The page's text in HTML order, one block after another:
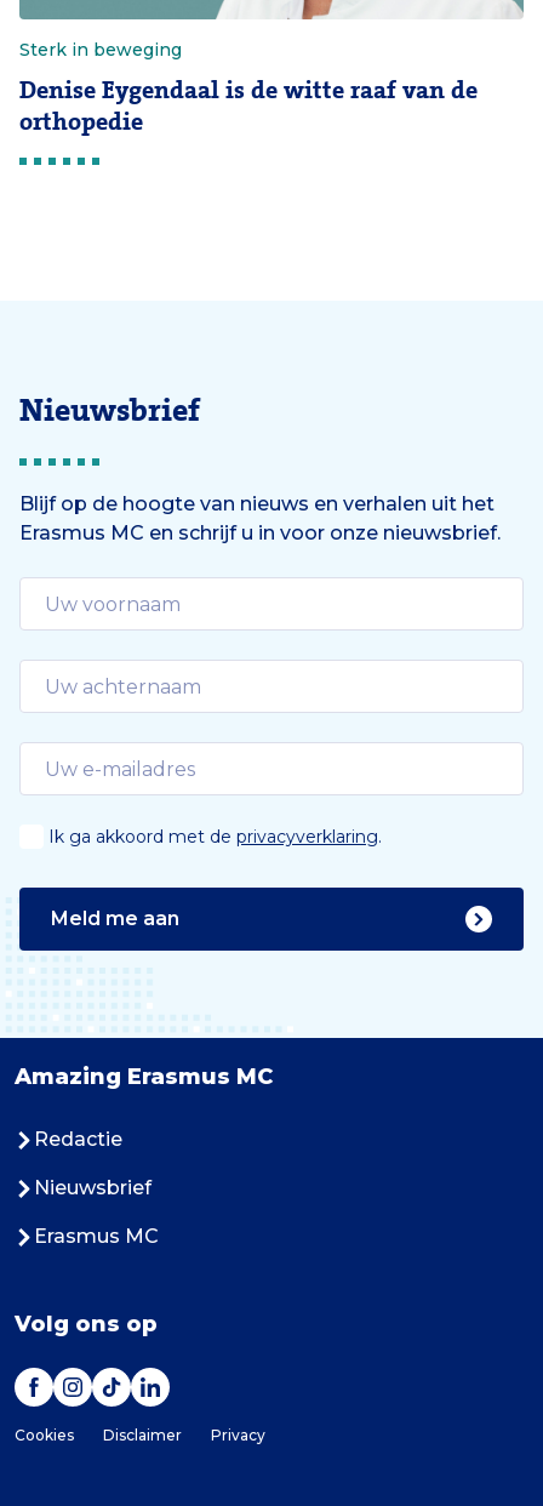
Sterk in beweging
Denise Eygendaal is de witte raaf van de
orthopedie
Nieuwsbrief
Blijf op de hoogte van nieuws en verhalen uit het
Erasmus MC en schrijf u in voor onze nieuwsbrief.
Ik ga akkoord met de privacyverklaring.
Meld me aan
Amazing Erasmus MC
Redactie
Nieuwsbrief
Erasmus MC
Volg ons op
Cookies Disclaimer Privacy